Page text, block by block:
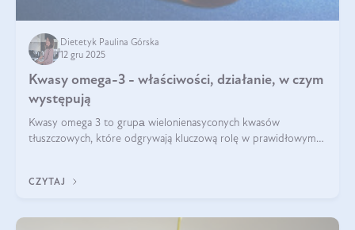
Dietetyk Paulina Górska
12 gru 2025
Kwasy omega-3 - właściwości, działanie, w czym
występują
Kwasy omega 3 to grupа wielonienasyconych kwasów
tłuszczowych, które odgrywają kluczową rolę w prawidłowym
CZYTAJ